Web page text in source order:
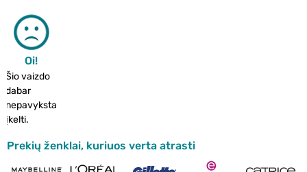
Oi!
Šio vaizdo
dabar
nepavyksta
įkelti.
Prekių ženklai, kuriuos verta atrasti